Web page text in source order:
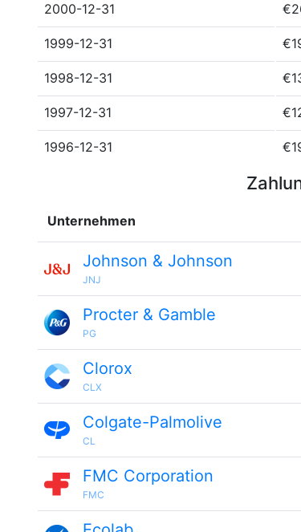
2000-12-31
1999-12-31
1998-12-31
1997-12-31
1996-12-31
Unternehmen
Johnson & Johnson
JNJ
Procter & Gamble
PG
Clorox
CLX
Colgate-Palmolive
CL
FMC Corporation
FMC